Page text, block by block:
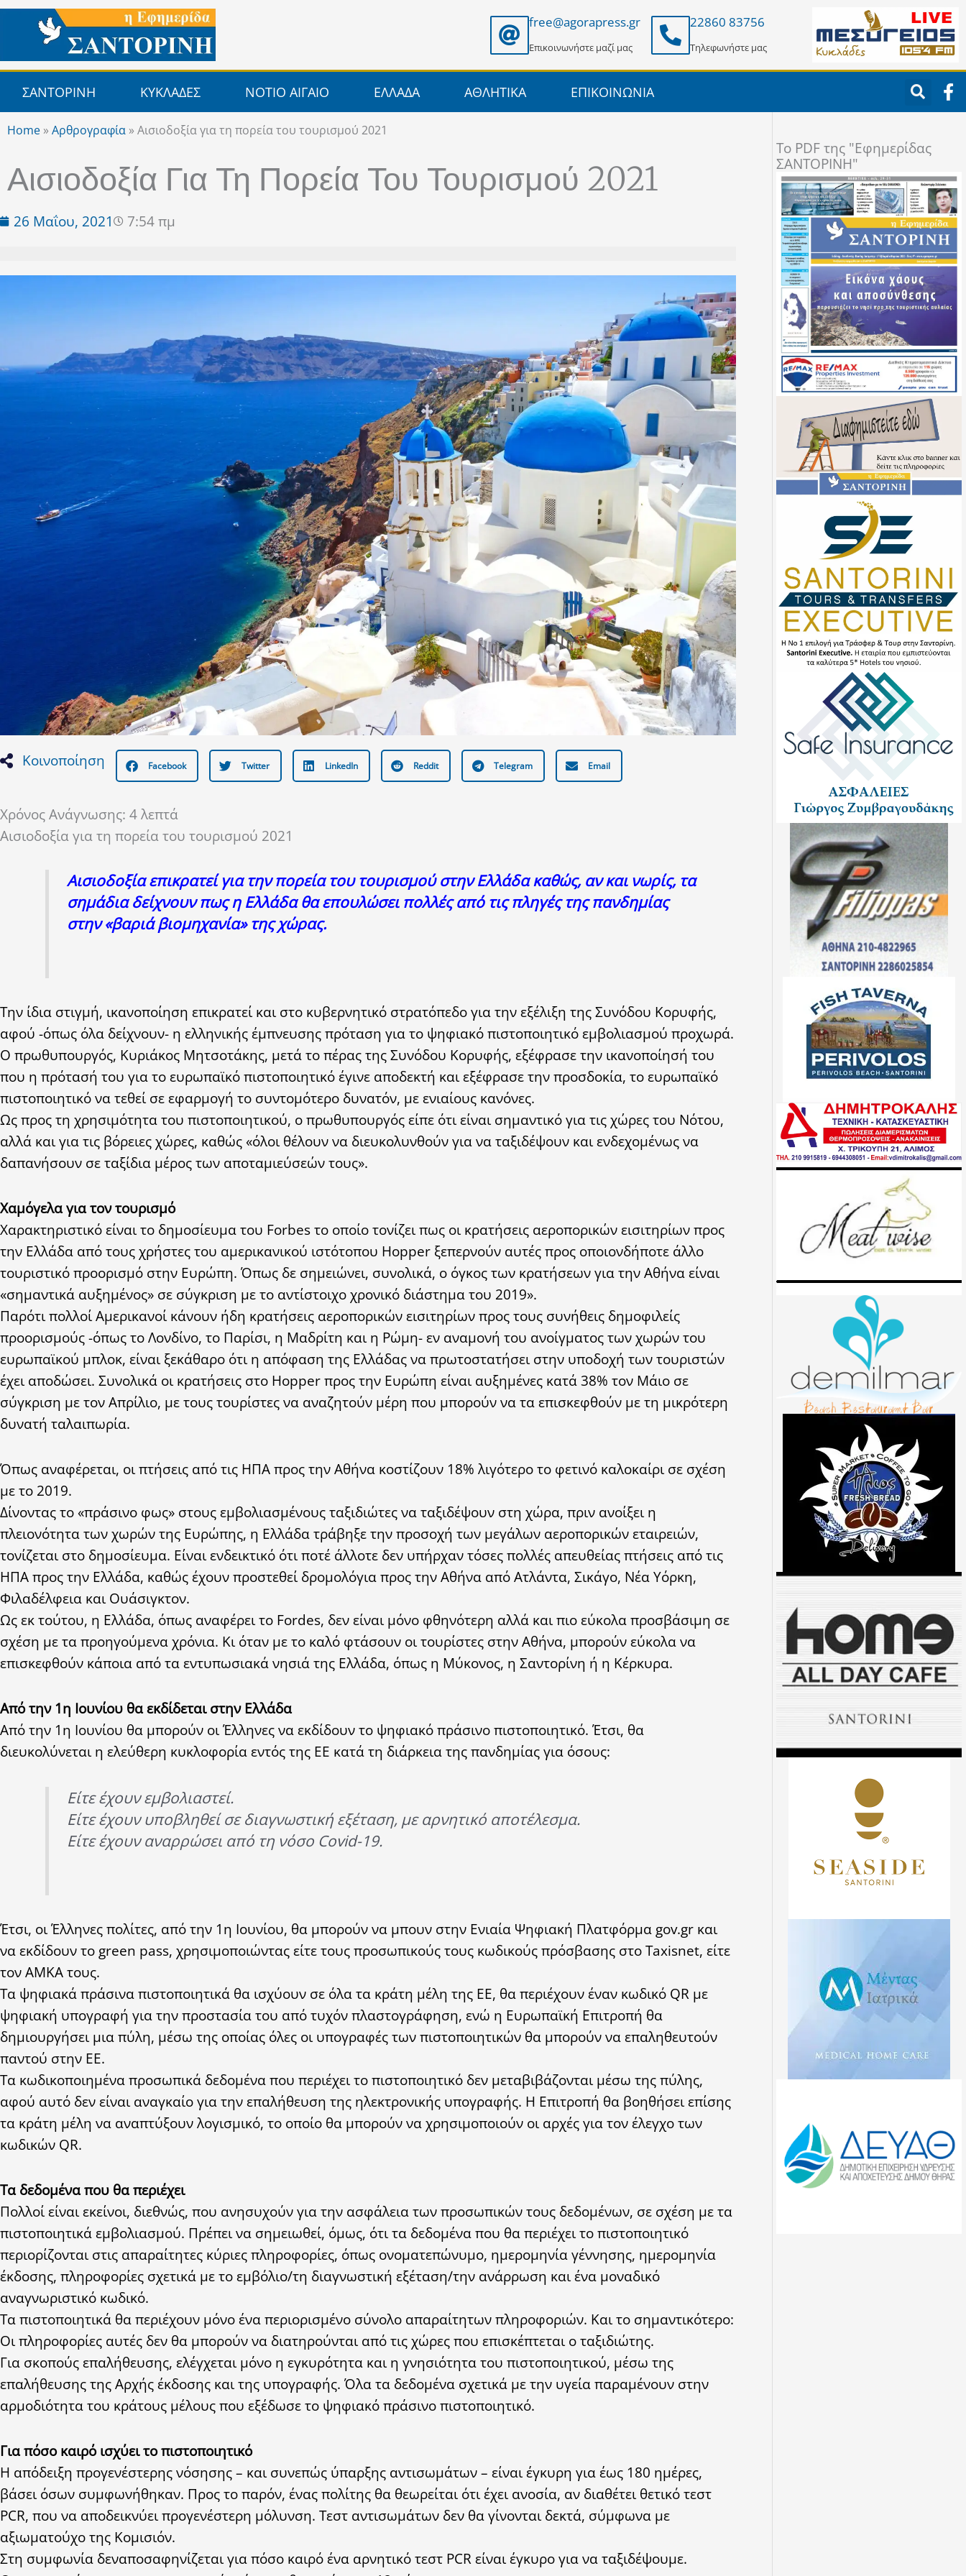
Μετάβαση
περιεχόμενο
free@agorapress.gr
Επικοινωνήστε μαζί μας
22860 83756
Τηλεφωνήστε μας
ΣΑΝΤΟΡΙΝΗ ΚΥΚΛΑΔΕΣ ΝΟΤΙΟ ΑΙΓΑΙΟ ΕΛΛΑΔΑ ΑΘΛΗΤΙΚΑ ΕΠΙΚΟΙΝΩΝΙΑ F
a
c
o
k
-
f
Home »Αρθρογραφία »Αισιοδοξία για τη πορεία του τουρισμού 2021
Αισιοδοξία Για Τη Πορεία Του Τουρισμού 2021
26 Μαΐου, 2021 7:54 πμ
Κοινοποίηση Facebook Twitter LinkedIn Reddit Telegram Email
Χρόνος Ανάγνωσης: 4λεπτά
Αισιοδοξία για τη πορεία του τουρισμού 2021
Αισιοδοξία επικρατεί για την πορεία του τουρισμού στην Ελλάδα καθώς, αν και νωρίς, τα
σημάδια δείχνουν πως η Ελλάδα θα επουλώσει πολλές από τις πληγές της πανδημίας
στην «βαριά βιομηχανία» της χώρας.
Την ίδια στιγμή, ικανοποίηση επικρατεί και στο κυβερνητικό στρατόπεδο για την εξέλιξη της Συνόδου Κορυφής,
αφού -όπως όλα δείχνουν- η ελληνικής έμπνευσης πρόταση για το ψηφιακό πιστοποιητικό εμβολιασμού προχωρά.
Ο πρωθυπουργός, Κυριάκος Μητσοτάκης, μετά το πέρας της Συνόδου Κορυφής, εξέφρασε την ικανοποίησή του
που η πρότασή του για το ευρωπαϊκό πιστοποιητικό έγινε αποδεκτή και εξέφρασε την προσδοκία, το ευρωπαϊκό
πιστοποιητικό να τεθεί σε εφαρμογή το συντομότερο δυνατόν, με ενιαίους κανόνες.
Ως προς τη χρησιμότητα του πιστοποιητικού, ο πρωθυπουργός είπε ότι είναι σημαντικό για τις χώρες του Νότου,
αλλά και για τις βόρειες χώρες, καθώς «όλοι θέλουν να διευκολυνθούν για να ταξιδέψουν και ενδεχομένως να
δαπανήσουν σε ταξίδια μέρος των αποταμιεύσεών τους».
Χαμόγελα για τον τουρισμό
Χαρακτηριστικό είναι το δημοσίευμα του Forbes το οποίο τονίζει πως οι κρατήσεις αεροπορικών εισιτηρίων προς
την Ελλάδα από τους χρήστες του αμερικανικού ιστότοπου Hopper ξεπερνούν αυτές προς οποιονδήποτε άλλο
τουριστικό προορισμό στην Ευρώπη. Όπως δε σημειώνει, συνολικά, ο όγκος των κρατήσεων για την Αθήνα είναι
«σημαντικά αυξημένος» σε σύγκριση με το αντίστοιχο χρονικό διάστημα του 2019».
Παρότι πολλοί Αμερικανοί κάνουν ήδη κρατήσεις αεροπορικών εισιτηρίων προς τους συνήθεις δημοφιλείς
προορισμούς -όπως το Λονδίνο, το Παρίσι, η Μαδρίτη και η Ρώμη- εν αναμονή του ανοίγματος των χωρών του
ευρωπαϊκού μπλοκ, είναι ξεκάθαρο ότι η απόφαση της Ελλάδας να πρωτοστατήσει στην υποδοχή των τουριστών
έχει αποδώσει. Συνολικά οι κρατήσεις στο Hopper προς την Ευρώπη είναι αυξημένες κατά 38% τον Μάιο σε
σύγκριση με τον Απρίλιο, με τους τουρίστες να αναζητούν μέρη που μπορούν να τα επισκεφθούν με τη μικρότερη
δυνατή ταλαιπωρία.
Όπως αναφέρεται, οι πτήσεις από τις ΗΠΑ προς την Αθήνα κοστίζουν 18% λιγότερο το φετινό καλοκαίρι σε σχέση
με το 2019.
Δίνοντας το «πράσινο φως» στους εμβολιασμένους ταξιδιώτες να ταξιδέψουν στη χώρα, πριν ανοίξει η
πλειονότητα των χωρών της Ευρώπης, η Ελλάδα τράβηξε την προσοχή των μεγάλων αεροπορικών εταιρειών,
τονίζεται στο δημοσίευμα. Είναι ενδεικτικό ότι ποτέ άλλοτε δεν υπήρχαν τόσες πολλές απευθείας πτήσεις από τις
ΗΠΑ προς την Ελλάδα, καθώς έχουν προστεθεί δρομολόγια προς την Αθήνα από Ατλάντα, Σικάγο, Νέα Υόρκη,
Φιλαδέλφεια και Ουάσιγκτον.
Ως εκ τούτου, η Ελλάδα, όπως αναφέρει το Fordes, δεν είναι μόνο φθηνότερη αλλά και πιο εύκολα προσβάσιμη σε
σχέση με τα προηγούμενα χρόνια. Κι όταν με το καλό φτάσουν οι τουρίστες στην Αθήνα, μπορούν εύκολα να
επισκεφθούν κάποια από τα εντυπωσιακά νησιά της Ελλάδα, όπως η Μύκονος, η Σαντορίνη ή η Κέρκυρα.
Από την 1η Ιουνίου θα εκδίδεται στην Ελλάδα
Από την 1η Ιουνίου θα μπορούν οι Έλληνες να εκδίδουν το ψηφιακό πράσινο πιστοποιητικό. Έτσι, θα
διευκολύνεται η ελεύθερη κυκλοφορία εντός της ΕΕ κατά τη διάρκεια της πανδημίας για όσους:
Είτε έχουν εμβολιαστεί.
Είτε έχουν υποβληθεί σε διαγνωστική εξέταση, με αρνητικό αποτέλεσμα.
Είτε έχουν αναρρώσει από τη νόσο Covid-19.
Έτσι, οι Έλληνες πολίτες, από την 1η Ιουνίου, θα μπορούν να μπουν στην Ενιαία Ψηφιακή Πλατφόρμα gov.gr και
να εκδίδουν το green pass, χρησιμοποιώντας είτε τους προσωπικούς τους κωδικούς πρόσβασης στο Taxisnet, είτε
τον ΑΜΚΑ τους.
Τα ψηφιακά πράσινα πιστοποιητικά θα ισχύουν σε όλα τα κράτη μέλη της ΕΕ, θα περιέχουν έναν κωδικό QR με
ψηφιακή υπογραφή για την προστασία του από τυχόν πλαστογράφηση, ενώ η Ευρωπαϊκή Επιτροπή θα
δημιουργήσει μια πύλη, μέσω της οποίας όλες οι υπογραφές των πιστοποιητικών θα μπορούν να επαληθευτούν
παντού στην ΕΕ.
Τα κωδικοποιημένα προσωπικά δεδομένα που περιέχει το πιστοποιητικό δεν μεταβιβάζονται μέσω της πύλης,
αφού αυτό δεν είναι αναγκαίο για την επαλήθευση της ηλεκτρονικής υπογραφής. Η Επιτροπή θα βοηθήσει επίσης
τα κράτη μέλη να αναπτύξουν λογισμικό, το οποίο θα μπορούν να χρησιμοποιούν οι αρχές για τον έλεγχο των
κωδικών QR.
Τα δεδομένα που θα περιέχει
Πολλοί είναι εκείνοι, διεθνώς, που ανησυχούν για την ασφάλεια των προσωπικών τους δεδομένων, σε σχέση με τα
πιστοποιητικά εμβολιασμού. Πρέπει να σημειωθεί, όμως, ότι τα δεδομένα που θα περιέχει το πιστοποιητικό
περιορίζονται στις απαραίτητες κύριες πληροφορίες, όπως ονοματεπώνυμο, ημερομηνία γέννησης, ημερομηνία
έκδοσης, πληροφορίες σχετικά με το εμβόλιο/τη διαγνωστική εξέταση/την ανάρρωση και ένα μοναδικό
αναγνωριστικό κωδικό.
Τα πιστοποιητικά θα περιέχουν μόνο ένα περιορισμένο σύνολο απαραίτητων πληροφοριών. Και το σημαντικότερο:
Οι πληροφορίες αυτές δεν θα μπορούν να διατηρούνται από τις χώρες που επισκέπτεται ο ταξιδιώτης.
Για σκοπούς επαλήθευσης, ελέγχεται μόνο η εγκυρότητα και η γνησιότητα του πιστοποιητικού, μέσω της
επαλήθευσης της Αρχής έκδοσης και της υπογραφής. Όλα τα δεδομένα σχετικά με την υγεία παραμένουν στην
αρμοδιότητα του κράτους μέλους που εξέδωσε το ψηφιακό πράσινο πιστοποιητικό.
Για πόσο καιρό ισχύει το πιστοποιητικό
Η απόδειξη προγενέστερης νόσησης – και συνεπώς ύπαρξης αντισωμάτων – είναι έγκυρη για έως 180 ημέρες,
βάσει όσων συμφωνήθηκαν. Προς το παρόν, ένας πολίτης θα θεωρείται ότι έχει ανοσία, αν διαθέτει θετικό τεστ
PCR, που να αποδεικνύει προγενέστερη μόλυνση. Τεστ αντισωμάτων δεν θα γίνονται δεκτά, σύμφωνα με
αξιωματούχο της Κομισιόν.
Στη συμφωνία δεναποσαφηνίζεται για πόσο καιρό ένα αρνητικό τεστ PCR είναι έγκυρο για να ταξιδέψουμε.
To PDF της "Εφημερίδας
ΣΑΝΤΟΡΙΝΗ"